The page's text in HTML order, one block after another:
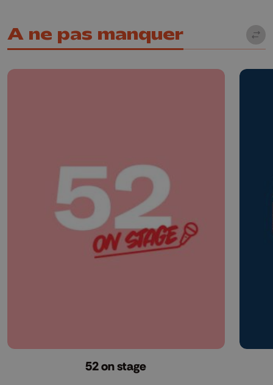
A ne pas manquer
52 on stage